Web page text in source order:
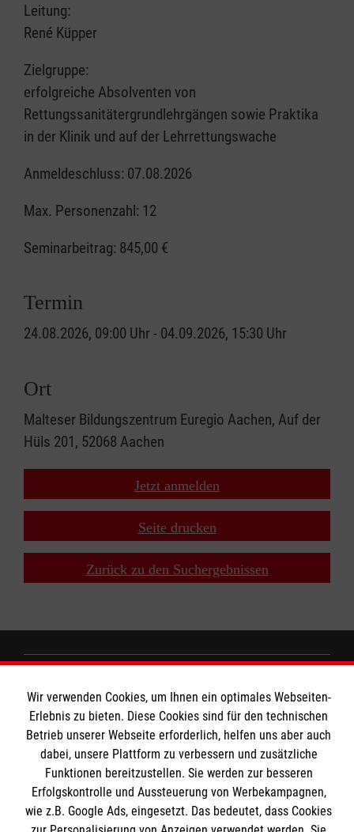
Leitung:
René Küpper
Zielgruppe:
erfolgreiche Absolventen von
Rettungssanitätergrundlehrgängen sowie Praktika
in der Klinik und auf der Lehrrettungswache
Anmeldeschluss: 07.08.2026
Max. Personenzahl: 12
Seminarbeitrag: 845,00 €
Termin
24.08.2026, 09:00 Uhr - 04.09.2026, 15:30 Uhr
Ort
Malteser Bildungszentrum Euregio Aachen, Auf der
Hüls 201, 52068 Aachen
Jetzt anmelden
Seite drucken
Zurück zu den Suchergebnissen
Kurse für Ärzte
Kurse für Rettungsdienstler
Internationale Kurskonzepte
Informationen
Kontakt
Wir verwenden Cookies, um Ihnen ein optimales Webseiten-
Erlebnis zu bieten. Diese Cookies sind für den technischen
Betrieb unserer Webseite erforderlich, helfen uns aber auch
dabei, unsere Plattform zu verbessern und zusätzliche
Funktionen bereitzustellen. Sie werden zur besseren
Erfolgskontrolle und Aussteuerung von Werbekampagnen,
wie z.B. Google Ads, eingesetzt. Das bedeutet, dass Cookies